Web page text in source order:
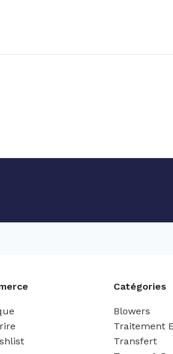
Catégories
Blowers
Traitement
Transfert